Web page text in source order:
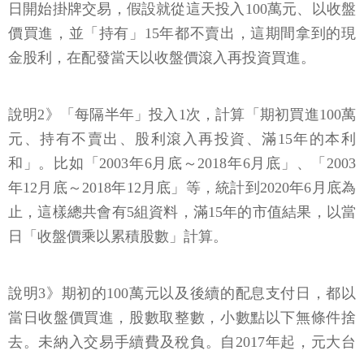
日開始掛牌交易，假設就從這天投入100萬元、以收盤
價買進，並「持有」15年都不賣出，這期間拿到的現
金股利，在配發當天以收盤價滾入再投資買進。
說明2》「每隔半年」投入1次，計算「期初買進100萬
元、持有不賣出、股利滾入再投資、滿15年的本利
和」。比如「2003年6月底～2018年6月底」、「2003
年12月底～2018年12月底」等，統計到2020年6月底為
止，這樣總共會有5組資料，滿15年的市值結果，以當
日「收盤價乘以累積股數」計算。
說明3》期初的100萬元以及後續的配息支付日，都以
當日收盤價買進，股數取整數，小數點以下無條件捨
去。未納入交易手續費及稅負。自2017年起，元大台